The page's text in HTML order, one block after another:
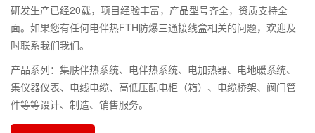
研发生产已经20载，项目经验丰富，产品型号齐全，资质支持全
面。如果您有任何电伴热FTH防爆三通接线盒相关的问题，欢迎及
时联系我们我们。
产品系列：集肤伴热系统、电伴热系统、电加热器、电地暖系统、
集仪器仪表、电线电缆、高低压配电柜（箱）、电缆桥架、阀门管
件等等设计、制造、销售服务。